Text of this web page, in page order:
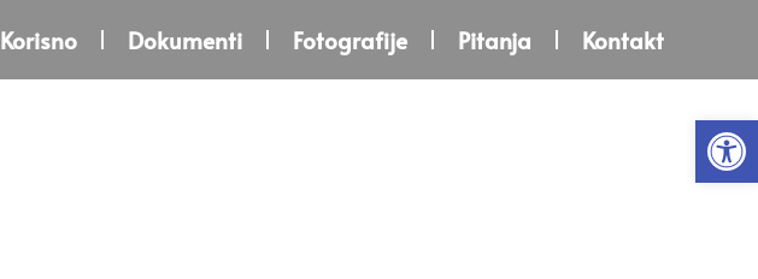
Korisno Dokumenti Fotografije Pitanja Kontakt